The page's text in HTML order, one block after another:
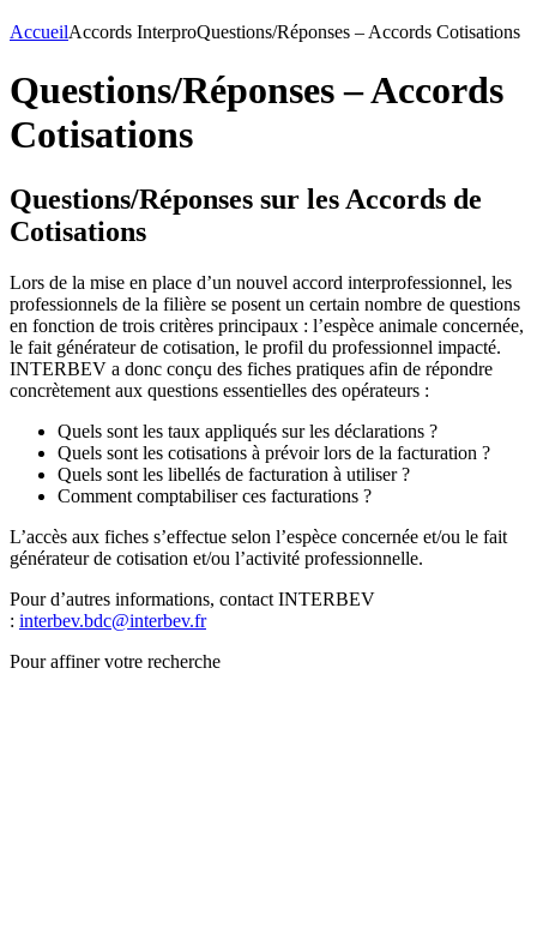
AccueilAccords InterproQuestions/Réponses – Accords Cotisations
Questions/Réponses – Accords
Cotisations
Questions/Réponses sur les Accords de
Cotisations
Lors de la mise en place d’un nouvel accord interprofessionnel, les
professionnels de la filière se posent un certain nombre de questions
en fonction de trois critères principaux : l’espèce animale concernée,
le fait générateur de cotisation, le profil du professionnel impacté.
INTERBEV a donc conçu des fiches pratiques afin de répondre
concrètement aux questions essentielles des opérateurs :
Quels sont les taux appliqués sur les déclarations ?
Quels sont les cotisations à prévoir lors de la facturation ?
Quels sont les libellés de facturation à utiliser ?
Comment comptabiliser ces facturations ?
L’accès aux fiches s’effectue selon l’espèce concernée et/ou le fait
générateur de cotisation et/ou l’activité professionnelle.
Pour d’autres informations, contact INTERBEV
: interbev.bdc@interbev.fr
Pour affiner votre recherche